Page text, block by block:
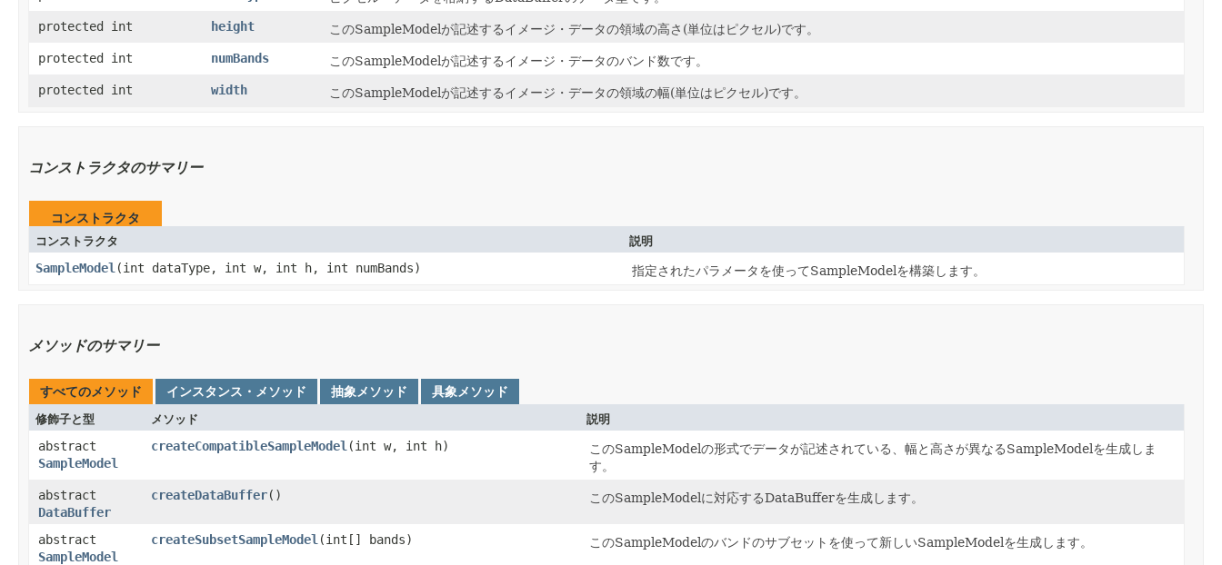
protected int
height
このSampleModelが記述するイメージ・データの領域の高さ(単位はピクセル)です。
protected int
numBands
このSampleModelが記述するイメージ・データのバンド数です。
protected int
width このSampleModelが記述するイメージ・データの領域の幅(単位はピクセル)です。
コンストラクタのサマリー
コンストラクタ
コンストラクタ 説明
SampleModel ​(int dataType, int w, int h, int numBands) 指定されたパラメータを使ってSampleModelを構築します。
メソッドのサマリー
すべてのメソッド インスタンス・メソッド 抽象メソッド 具象メソッド
修飾子と型 メソッド 説明
abstract
SampleModel
createCompatibleSampleModel ​(int w, int h)
このSampleModelの形式でデータが記述されている、幅と高さが異なるSampleModelを生成しま
す。
abstract
DataBuffer
createDataBuffer() このSampleModelに対応するDataBufferを生成します。
abstract
SampleModel
createSubsetSampleModel ​(int[] bands) このSampleModelのバンドのサブセットを使って新しいSampleModelを生成します。